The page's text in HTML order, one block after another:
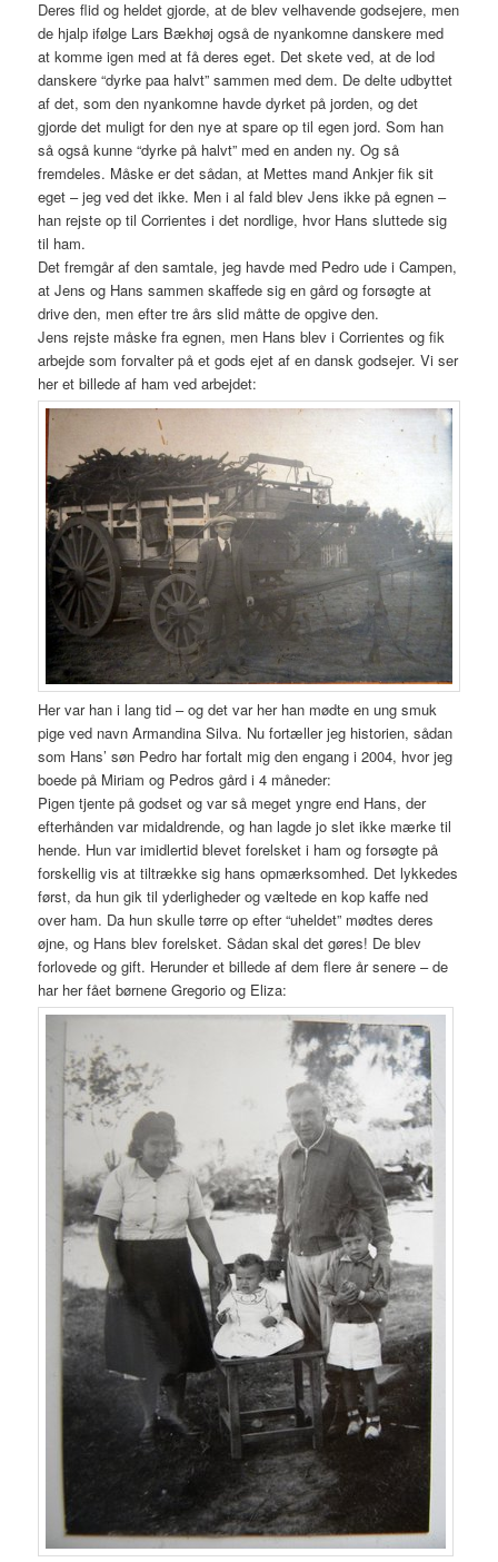
Deres flid og heldet gjorde, at de blev velhavende godsejere, men
de hjalp ifølge Lars Bækhøj også de nyankomne danskere med
at komme igen med at få deres eget. Det skete ved, at de lod
danskere “dyrke paa halvt” sammen med dem. De delte udbyttet
af det, som den nyankomne havde dyrket på jorden, og det
gjorde det muligt for den nye at spare op til egen jord. Som han
så også kunne “dyrke på halvt” med en anden ny. Og så
fremdeles. Måske er det sådan, at Mettes mand Ankjer fik sit
eget – jeg ved det ikke. Men i al fald blev Jens ikke på egnen –
han rejste op til Corrientes i det nordlige, hvor Hans sluttede sig
til ham.
Det fremgår af den samtale, jeg havde med Pedro ude i Campen,
at Jens og Hans sammen skaffede sig en gård og forsøgte at
drive den, men efter tre års slid måtte de opgive den.
Jens rejste måske fra egnen, men Hans blev i Corrientes og fik
arbejde som forvalter på et gods ejet af en dansk godsejer. Vi ser
her et billede af ham ved arbejdet:
Her var han i lang tid – og det var her han mødte en ung smuk
pige ved navn Armandina Silva. Nu fortæller jeg historien, sådan
som Hans’ søn Pedro har fortalt mig den engang i 2004, hvor jeg
boede på Miriam og Pedros gård i 4 måneder:
Pigen tjente på godset og var så meget yngre end Hans, der
efterhånden var midaldrende, og han lagde jo slet ikke mærke til
hende. Hun var imidlertid blevet forelsket i ham og forsøgte på
forskellig vis at tiltrække sig hans opmærksomhed. Det lykkedes
først, da hun gik til yderligheder og væltede en kop kaffe ned
over ham. Da hun skulle tørre op efter “uheldet” mødtes deres
øjne, og Hans blev forelsket. Sådan skal det gøres! De blev
forlovede og gift. Herunder et billede af dem flere år senere – de
har her fået børnene Gregorio og Eliza: